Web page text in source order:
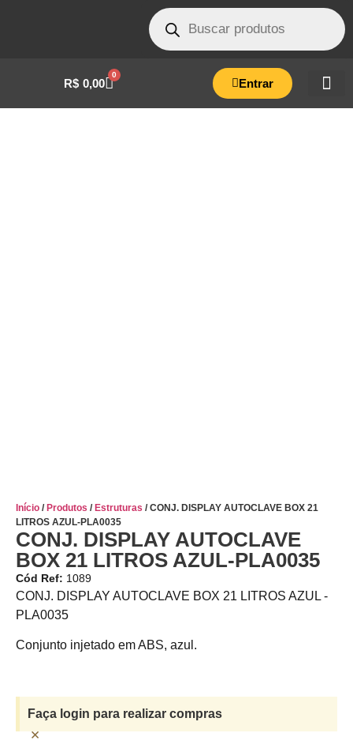
R$ 0,00
0
Entrar
Início / Produtos / Estruturas / CONJ. DISPLAY AUTOCLAVE BOX 21
LITROS AZUL-PLA0035
CONJ. DISPLAY AUTOCLAVE
BOX 21 LITROS AZUL-PLA0035
Cód Ref: 1089
CONJ. DISPLAY AUTOCLAVE BOX 21 LITROS AZUL -
PLA0035
Conjunto injetado em ABS, azul.
Faça login para realizar compras
×